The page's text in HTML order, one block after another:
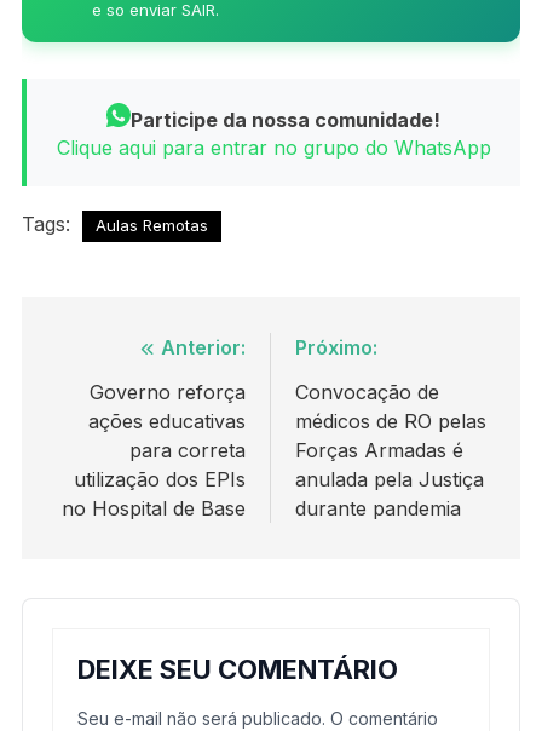
e so enviar SAIR.
Participe da nossa comunidade!
Clique aqui para entrar no grupo do WhatsApp
Tags: Aulas Remotas
Navegação
Post
Anterior:
Governo reforça
ações educativas
para correta
utilização dos EPIs
no Hospital de Base
Próximo:
Convocação de
médicos de RO pelas
Forças Armadas é
anulada pela Justiça
durante pandemia
DEIXE SEU COMENTÁRIO
Seu e-mail não será publicado. O comentário